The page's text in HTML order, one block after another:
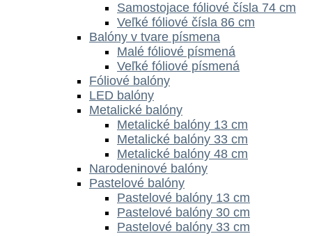
Samostojace fóliové čísla 74 cm
Veľké fóliové čísla 86 cm
Balóny v tvare písmena
Malé fóliové písmená
Veľké fóliové písmená
Fóliové balóny
LED balóny
Metalické balóny
Metalické balóny 13 cm
Metalické balóny 33 cm
Metalické balóny 48 cm
Narodeninové balóny
Pastelové balóny
Pastelové balóny 13 cm
Pastelové balóny 30 cm
Pastelové balóny 33 cm